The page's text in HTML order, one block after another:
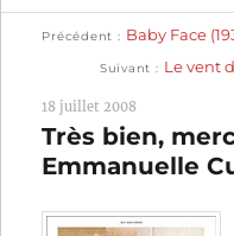
:
Navigation
l’article
Précédent Baby Face
Suivant Le vent
18 juillet 2008
Très bien,
Emmanuelle